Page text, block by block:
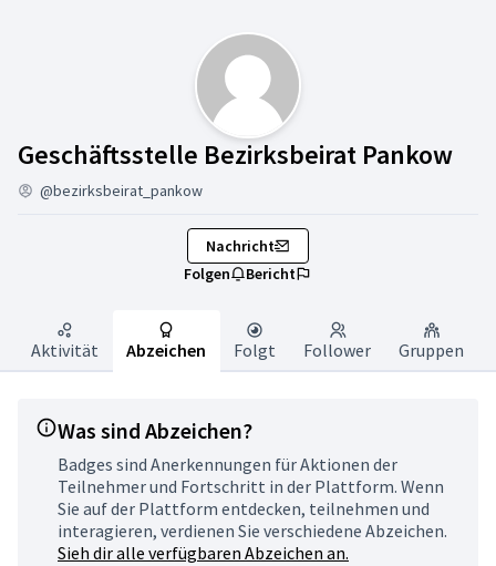
Geschäftsstelle Bezirksbeirat Pankow
@bezirksbeirat_pankow
Nachricht
Folgen
Bericht
Aktivität Abzeichen Folgt Follower Gruppen
Was sind Abzeichen?
Badges sind Anerkennungen für Aktionen der
Teilnehmer und Fortschritt in der Plattform. Wenn
Sie auf der Plattform entdecken, teilnehmen und
interagieren, verdienen Sie verschiedene Abzeichen.
Sieh dir alle verfügbaren Abzeichen an.